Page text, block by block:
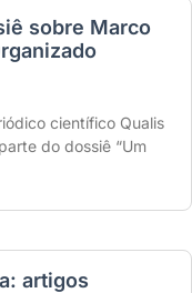
sobre Marco
científico Qualis
do dossiê “Um
artigos